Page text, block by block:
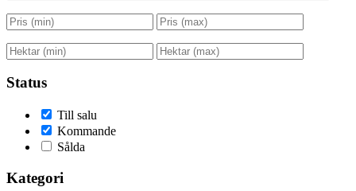
Status
Till salu
Kommande
Sålda
Kategori